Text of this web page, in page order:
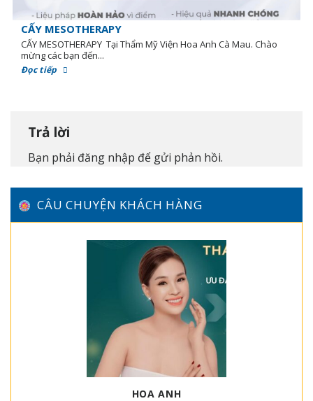
CẤY MESOTHERAPY
CẤY MESOTHERAPY Tại Thẩm Mỹ Viện Hoa Anh Cà Mau. Chào
mừng các bạn đến...
Đọc tiếp
Trả lời
Bạn phải đăng nhập để gửi phản hồi.
CÂU CHUYỆN KHÁCH HÀNG
HOA ANH